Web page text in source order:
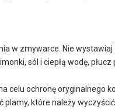
w zmywarce. Nie wystawiaj
sól i ciepłą wodę,
ochronę oryginalnego
które należy